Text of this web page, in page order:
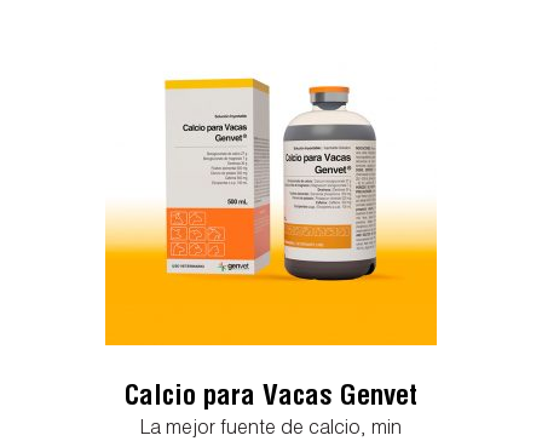
Calcio para Vacas Genvet
La mejor fuente de calcio, min